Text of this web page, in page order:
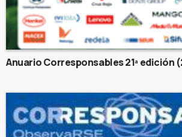
Anuario Corresponsables 21ª edición